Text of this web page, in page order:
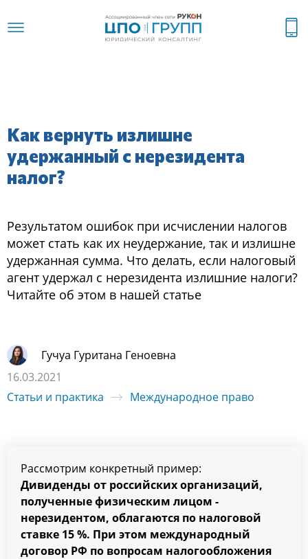
Как вернуть излишне
удержанный с нерезидента
налог?
Результатом ошибок при исчислении налогов
может стать как их неудержание, так и излишне
удержанная сумма. Что делать, если налоговый
агент удержал с нерезидента излишние налоги?
Читайте об этом в нашей статье
Гучуа Гуритана Геноевна
16.03.2021
Статьи и практика
Международное право
Рассмотрим конкретный пример:
Дивиденды от российских организаций,
полученные физическим лицом -
нерезидентом, облагаются по налоговой
ставке 15 %. При этом международный
договор РФ по вопросам налогообложения